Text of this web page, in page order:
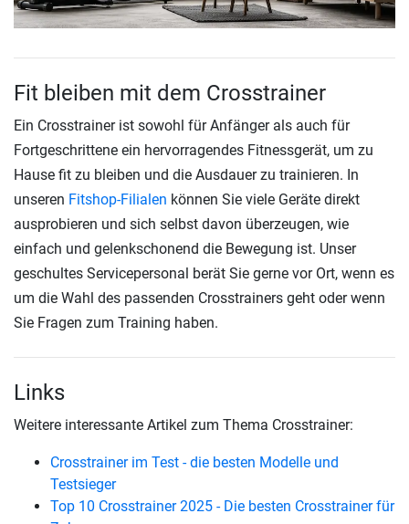
Fit bleiben mit dem Crosstrainer
Ein Crosstrainer ist sowohl für Anfänger als auch für
Fortgeschrittene ein hervorragendes Fitnessgerät, um zu
Hause fit zu bleiben und die Ausdauer zu trainieren. In
unseren Fitshop-Filialen können Sie viele Geräte direkt
ausprobieren und sich selbst davon überzeugen, wie
einfach und gelenkschonend die Bewegung ist. Unser
geschultes Servicepersonal berät Sie gerne vor Ort, wenn es
um die Wahl des passenden Crosstrainers geht oder wenn
Sie Fragen zum Training haben.
Links
Weitere interessante Artikel zum Thema Crosstrainer:
Crosstrainer im Test - die besten Modelle und
Testsieger
Top 10 Crosstrainer 2025 - Die besten Crosstrainer für